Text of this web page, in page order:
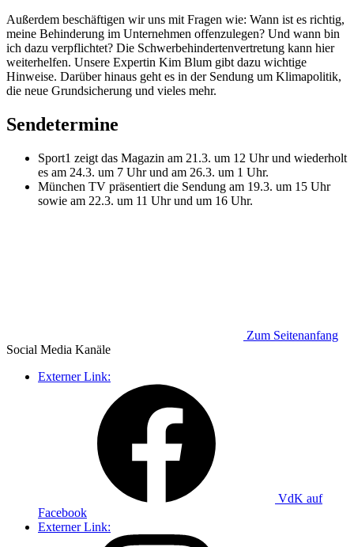
Außerdem beschäftigen wir uns mit Fragen wie: Wann ist es richtig,
meine Behinderung im Unternehmen offenzulegen? Und wann bin
ich dazu verpflichtet? Die Schwerbehindertenvertretung kann hier
weiterhelfen. Unsere Expertin Kim Blum gibt dazu wichtige
Hinweise. Darüber hinaus geht es in der Sendung um Klimapolitik,
die neue Grundsicherung und vieles mehr.
Sendetermine
Sport1 zeigt das Magazin am 21.3. um 12 Uhr und wiederholt
es am 24.3. um 7 Uhr und am 26.3. um 1 Uhr.
München TV präsentiert die Sendung am 19.3. um 15 Uhr
sowie am 22.3. um 11 Uhr und um 16 Uhr.
Zum Seitenanfang
Social Media Kanäle
Externer Link:
VdK auf
Facebook
Externer Link: